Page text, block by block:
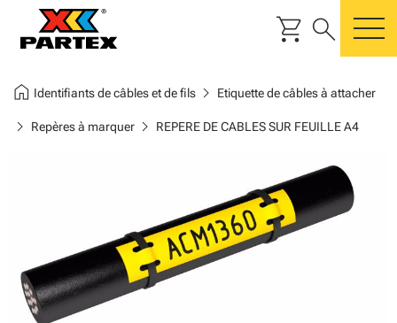
shopping_cart search
home Identifiants de câbles et de filschevron_right Etiquette de câbles à attacher
chevron_right Repères à marquerchevron_right REPERE DE CABLES SUR FEUILLE A4